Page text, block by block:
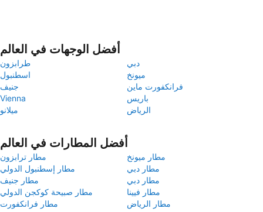
أفضل الوجهات في العالم
طرابزون
دبي
اسطنبول
ميونخ
جنيف
فرانكفورت ماين
Vienna
باريس
ميلانو
الرياض
أفضل المطارات في العالم
مطار ترابزون
مطار ميونخ
مطار إسطنبول الدولي
مطار دبي
مطار جنيف
مطار دبي
مطار صبيحة كوكجن الدولي
مطار فيينا
مطار فرانكفورت
مطار الرياض